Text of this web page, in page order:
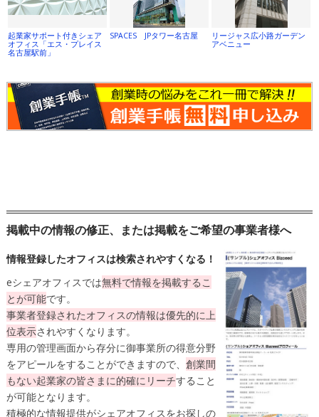
起業家サポート付きシェア
オフィス「エス・プレイス
名古屋駅前」
SPACES JPタワー名古屋
リージャス広小路ガーデン
アベニュー
掲載中の情報の修正、または掲載をご希望の事業者様へ
情報登録したオフィスは検索されやすくなる！
eシェアオフィスでは無料で情報を掲載するこ
とが可能です。
事業者登録されたオフィスの情報は優先的に上
位表示されやすくなります。
専用の管理画面から存分に御事業所の得意分野
をアピールをすることができますので、 創業間
もない起業家の皆さまに的確にリーチすること
が可能となります。
積極的な情報提供がシェアオフィスをお探しの